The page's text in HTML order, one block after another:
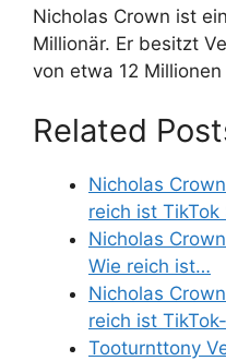
Nicholas Crown ist
Millionär. Er besitzt
von etwa 12 Millionen
Related
Nicholas
reich ist TikTok
Nicholas
Wie reich ist…
Nicholas
reich ist
Tooturnttony